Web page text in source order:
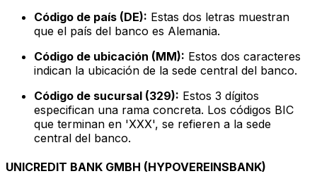
Código de país (DE): Estas dos letras muestran
que el país del banco es Alemania.
Código de ubicación (MM): Estos dos caracteres
indican la ubicación de la sede central del banco.
Código de sucursal (329): Estos 3 dígitos
especifican una rama concreta. Los códigos BIC
que terminan en 'XXX', se refieren a la sede
central del banco.
UNICREDIT BANK GMBH (HYPOVEREINSBANK)